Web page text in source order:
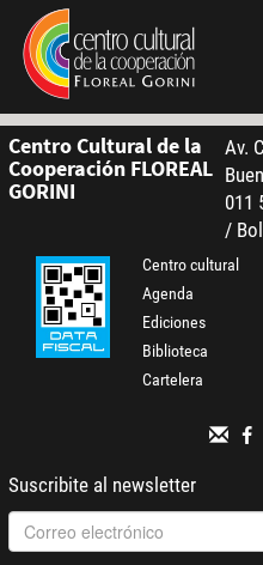
Pasar al contenido principal
Jump to main content
Centro Cultural de la
Cooperación FLOREAL
GORINI
Av.
011
/
Centro cultural
Agenda
Ediciones
Biblioteca
Cartelera
Suscribite al newsletter